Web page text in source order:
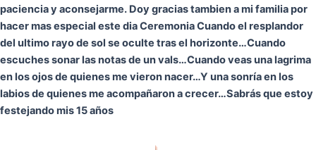
paciencia y aconsejarme. Doy gracias tambien a mi familia por
hacer mas especial este dia CeremoniaCuando el resplandor
del ultimo rayo de sol se oculte tras el horizonte…Cuando
escuches sonar las notas de un vals…Cuando veas una lagrima
en los ojos de quienes me vieron nacer…Y una sonría en los
labios de quienes me acompañaron a crecer…Sabrás que estoy
festejando mis 15 años